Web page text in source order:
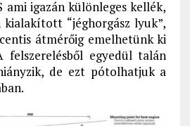
ami igazán különleges kellék,
“jéghorgász lyuk”,
átmérőig emelhetünk ki
egyedül talán
de ezt pótolhatjuk a